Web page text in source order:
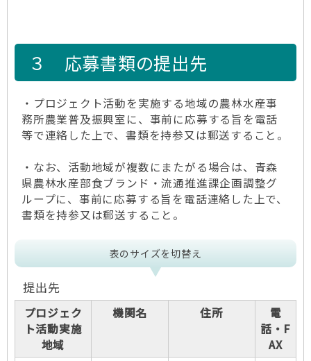
３ 応募書類の提出先
・プロジェクト活動を実施する地域の農林水産事
務所農業普及振興室に、事前に応募する旨を電話
等で連絡した上で、書類を持参又は郵送すること。
・なお、活動地域が複数にまたがる場合は、青森
県農林水産部食ブランド・流通推進課企画調整グ
ループに、事前に応募する旨を電話連絡した上で、
書類を持参又は郵送すること。
表のサイズを切替え
提出先
プロジェク
ト活動実施
地域
機関名 住所
電
話・F
AX